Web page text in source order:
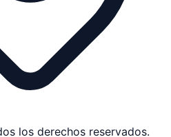
los derechos reservados.